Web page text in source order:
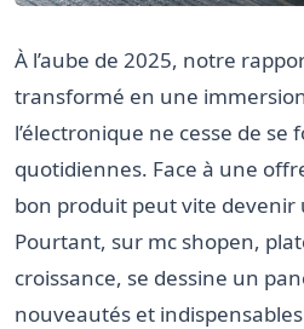
À l’aube de 2025, notre
transformé en une
l’électronique ne cesse de se
quotidiennes. Face à une
bon produit peut vite devenir
Pourtant, sur mc shopen,
croissance, se dessine un
nouveautés et